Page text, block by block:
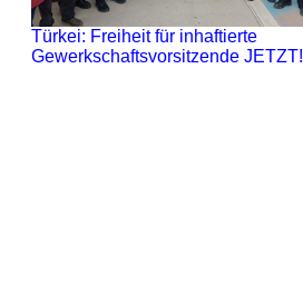
Türkei: Freiheit für inhaftierte
Gewerkschaftsvorsitzende JETZT!